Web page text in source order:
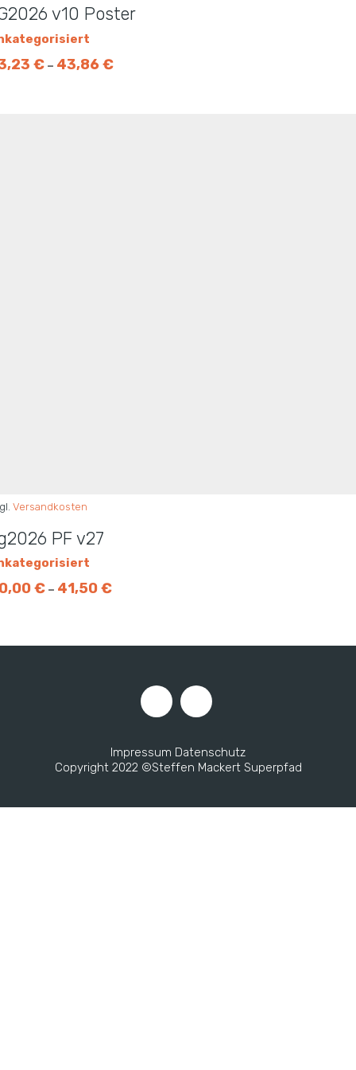
v10 Poster
€ – 43,86€
Versandkosten
PF v27
€ – 41,50€
Impressum Datenschutz
Copyright 2022 ©Steffen Mackert Superpfad